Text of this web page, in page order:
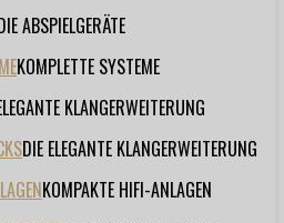
ABSPIELGERÄTE
KOMPLETTE SYSTEME
KLANGERWEITERUNG
DIE ELEGANTE KLANGERWEITERUNG
KOMPAKTE HIFI-ANLAGEN